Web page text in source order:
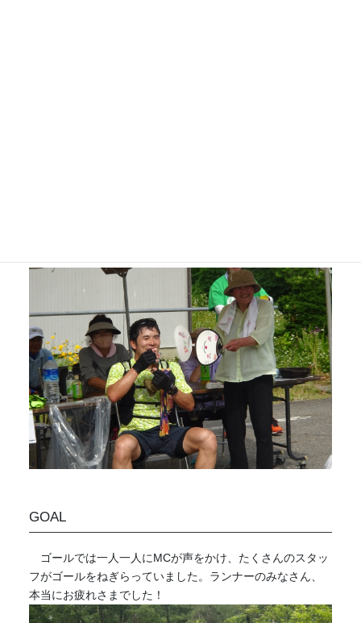
GOAL
ゴールでは一人一人にMCが声をかけ、たくさんのスタッ
フがゴールをねぎらっていました。ランナーのみなさん、
本当にお疲れさまでした！